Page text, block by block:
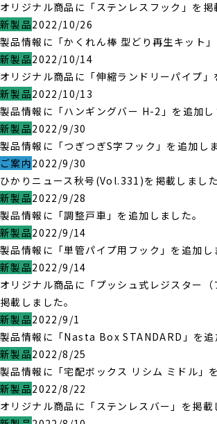
オリジナル商品に「ステンレスフック」を掲
新製品2022/10/26
製品情報に「かくれん棒 型どり再生キット」
新製品2022/10/14
オリジナル商品に「伸縮ランドリーパイプ」
新製品2022/10/13
製品情報に「ハンギングバー H-2」を追加し
新製品2022/9/30
製品情報に「つぎつぎS字フック」を追加しま
ご案内2022/9/30
ひかりニュース秋号(Vol.331)を掲載しました
新製品2022/9/28
製品情報に「調整戸車」を追加しました。
新製品2022/9/14
製品情報に「単管パイプ用フック」を追加し
新製品2022/9/14
オリジナル商品に「プッシュ式レジスター（
掲載しました。
新製品2022/9/1
製品情報に「Nasta Box STANDARD」を追
新製品2022/8/25
製品情報に「宅配ボックス リシム ミドル」
新製品2022/8/22
オリジナル商品に「ステンレスバー」を掲載